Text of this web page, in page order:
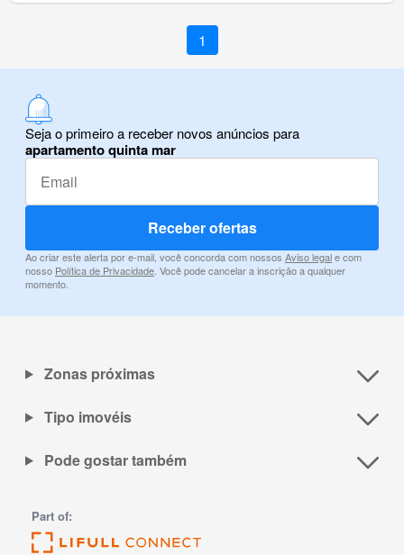
1
Seja o primeiro a receber novos anúncios para
apartamento quinta mar
Receber ofertas
Ao criar este alerta por e-mail, você concorda com nossos Aviso legale com
nosso Política de Privacidade . Você pode cancelar a inscrição a qualquer
momento.
Zonas próximas
Tipo imovéis
Pode gostar também
Part of: